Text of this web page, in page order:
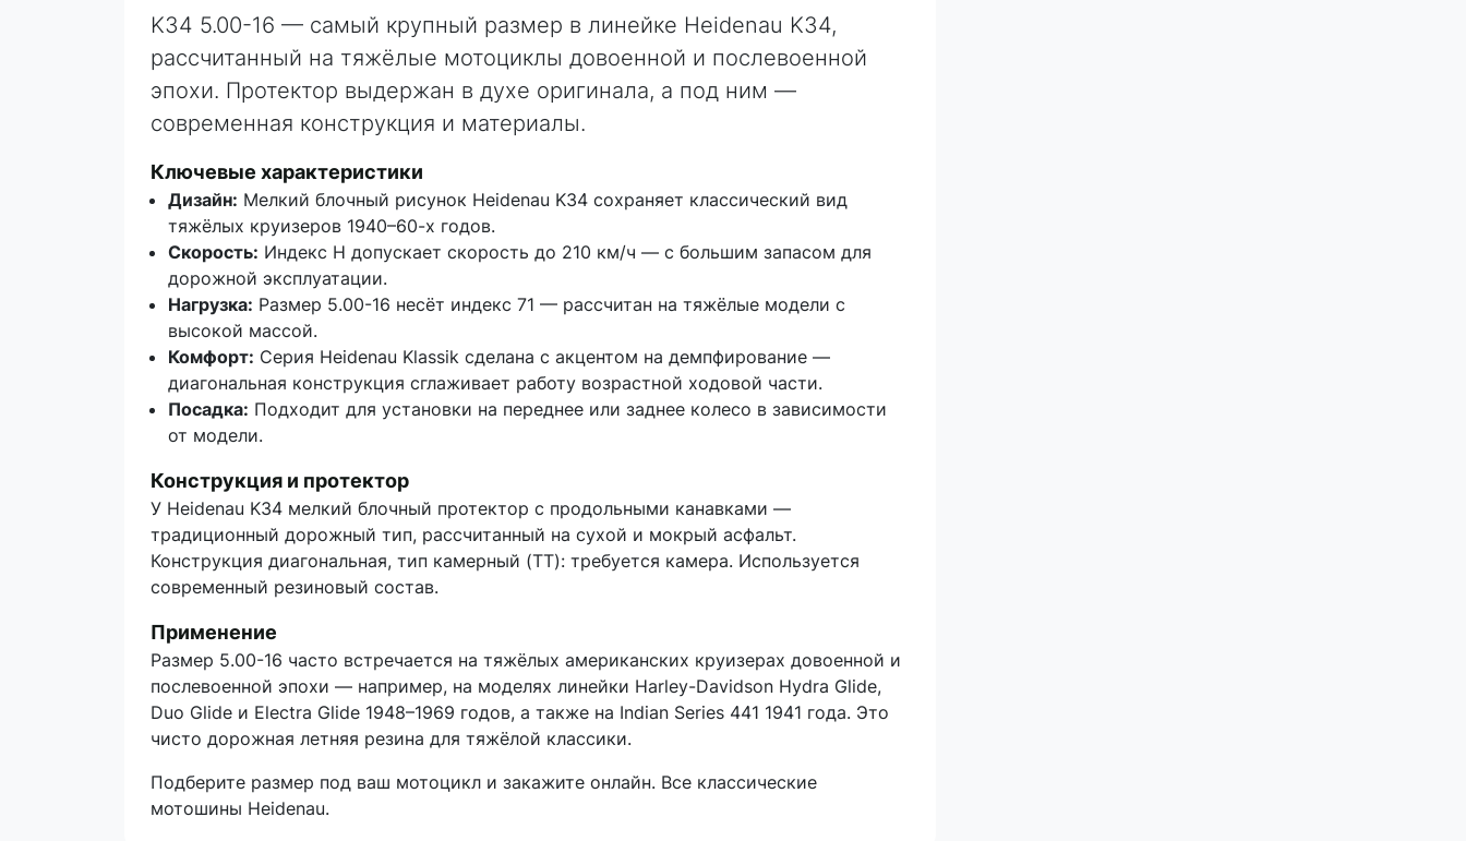
K34 5.00-16 — самый крупный размер в линейке Heidenau K34,
рассчитанный на тяжёлые мотоциклы довоенной и послевоенной
эпохи. Протектор выдержан в духе оригинала, а под ним —
современная конструкция и материалы.
Ключевые характеристики
Дизайн: Мелкий блочный рисунок Heidenau K34 сохраняет классический вид
тяжёлых круизеров 1940–60-х годов.
Скорость: Индекс H допускает скорость до 210 км/ч — с большим запасом для
дорожной эксплуатации.
Нагрузка: Размер 5.00-16 несёт индекс 71 — рассчитан на тяжёлые модели с
высокой массой.
Комфорт: Серия Heidenau Klassik сделана с акцентом на демпфирование —
диагональная конструкция сглаживает работу возрастной ходовой части.
Посадка: Подходит для установки на переднее или заднее колесо в зависимости
от модели.
Конструкция и протектор
У Heidenau K34 мелкий блочный протектор с продольными канавками —
традиционный дорожный тип, рассчитанный на сухой и мокрый асфальт.
Конструкция диагональная, тип камерный (TT): требуется камера. Используется
современный резиновый состав.
Применение
Размер 5.00-16 часто встречается на тяжёлых американских круизерах довоенной и
послевоенной эпохи — например, на моделях линейки Harley-Davidson Hydra Glide,
Duo Glide и Electra Glide 1948–1969 годов, а также на Indian Series 441 1941 года. Это
чисто дорожная летняя резина для тяжёлой классики.
Подберите размер под ваш мотоцикл и закажите онлайн. Все классические
мотошины Heidenau.